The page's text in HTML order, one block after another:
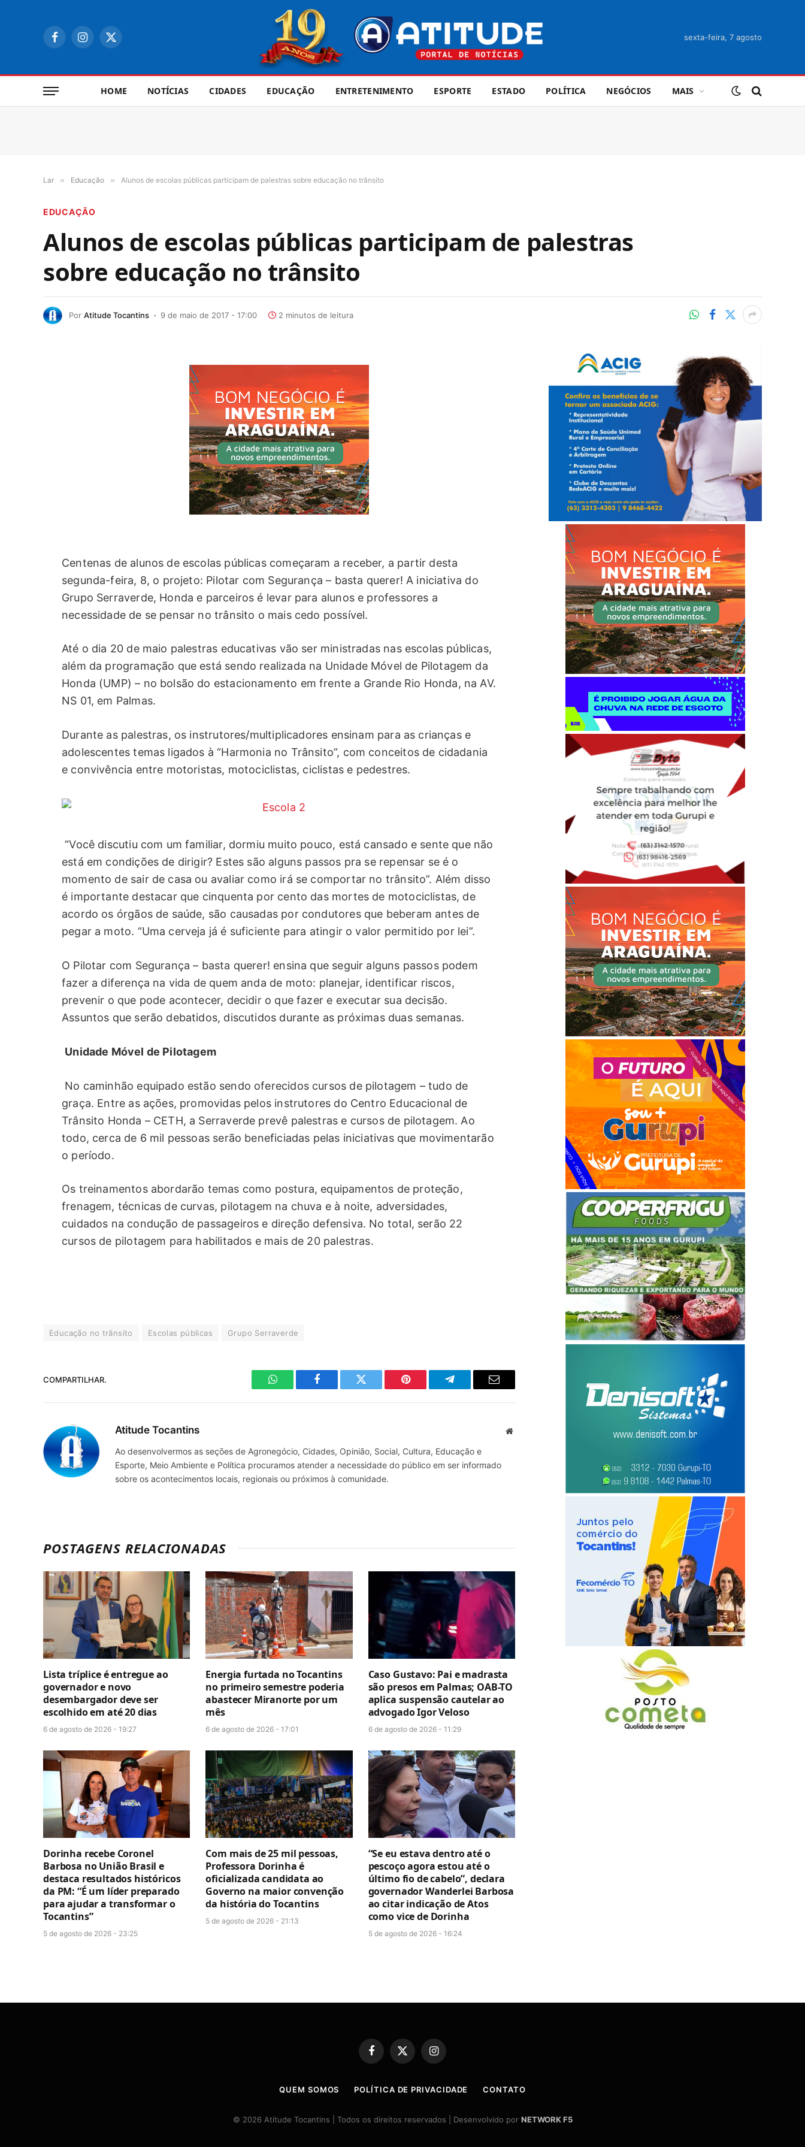
FacebookInstagram
X
sexta-feira, 7 agosto
HOME NOTÍCIAS CIDADES EDUCAÇÃO ENTRETENIMENTO ESPORTE ESTADO POLÍTICA NEGÓCIOS MAIS
Lar » Educação » Alunos de escolas públicas participam de palestras sobre educação no trânsito
EDUCAÇÃO
Alunos de escolas públicas participam de palestras
sobre educação no trânsito
Por Atitude Tocantins 9 de maio de 2017 - 17:00 2 minutos de leitura
Centenas de alunos de escolas públicas começaram a receber, a partir desta
segunda-feira, 8, o projeto: Pilotar com Segurança – basta querer! A iniciativa do
Grupo Serraverde, Honda e parceiros é levar para alunos e professores a
necessidade de se pensar no trânsito o mais cedo possível.
Até o dia 20 de maio palestras educativas vão ser ministradas nas escolas públicas,
além da programação que está sendo realizada na Unidade Móvel de Pilotagem da
Honda (UMP) – no bolsão do estacionamento em frente a Grande Rio Honda, na AV.
NS 01, em Palmas.
Durante as palestras, os instrutores/multiplicadores ensinam para as crianças e
adolescentes temas ligados à “Harmonia no Trânsito”, com conceitos de cidadania
e convivência entre motoristas, motociclistas, ciclistas e pedestres.
“Você discutiu com um familiar, dormiu muito pouco, está cansado e sente que não
está em condições de dirigir? Estes são alguns passos pra se repensar se é o
momento de sair de casa ou avaliar como irá se comportar no trânsito”. Além disso
é importante destacar que cinquenta por cento das mortes de motociclistas, de
acordo os órgãos de saúde, são causadas por condutores que beberam antes de
pegar a moto. “Uma cerveja já é suficiente para atingir o valor permitido por lei”.
O Pilotar com Segurança – basta querer! ensina que seguir alguns passos podem
fazer a diferença na vida de quem anda de moto: planejar, identificar riscos,
prevenir o que pode acontecer, decidir o que fazer e executar sua decisão.
Assuntos que serão debatidos, discutidos durante as próximas duas semanas.
Unidade Móvel de Pilotagem
No caminhão equipado estão sendo oferecidos cursos de pilotagem – tudo de
graça. Entre as ações, promovidas pelos instrutores do Centro Educacional de
Trânsito Honda – CETH, a Serraverde prevê palestras e cursos de pilotagem. Ao
todo, cerca de 6 mil pessoas serão beneficiadas pelas iniciativas que movimentarão
o período.
Os treinamentos abordarão temas como postura, equipamentos de proteção,
frenagem, técnicas de curvas, pilotagem na chuva e à noite, adversidades,
cuidados na condução de passageiros e direção defensiva. No total, serão 22
cursos de pilotagem para habilitados e mais de 20 palestras.
Educação no trânsito Escolas públicas Grupo Serraverde
COMPARTILHAR.
WhatsAppFacebook Twitter Pinterest TelegramaE-
Atitude Tocantins Site
Ao desenvolvermos as seções de Agronegócio, Cidades, Opinião, Social, Cultura, Educação e
Esporte, Meio Ambiente e Política procuramos atender a necessidade do público em ser informado
sobre os acontecimentos locais, regionais ou próximos à comunidade.
POSTAGENS RELACIONADAS
Lista tríplice é entregue ao
governador e novo
desembargador deve ser
escolhido em até 20 dias
6 de agosto de 2026 - 19:27
Energia furtada no Tocantins
no primeiro semestre poderia
abastecer Miranorte por um
mês
6 de agosto de 2026 - 17:01
Caso Gustavo: Pai e madrasta
são presos em Palmas; OAB-TO
aplica suspensão cautelar ao
advogado Igor Veloso
6 de agosto de 2026 - 11:29
Dorinha recebe Coronel
Barbosa no União Brasil e
destaca resultados históricos
da PM: “É um líder preparado
para ajudar a transformar o
Tocantins”
5 de agosto de 2026 - 23:25
Com mais de 25 mil pessoas,
Professora Dorinha é
oficializada candidata ao
Governo na maior convenção
da história do Tocantins
5 de agosto de 2026 - 21:13
“Se eu estava dentro até o
pescoço agora estou até o
último fio de cabelo”, declara
governador Wanderlei Barbosa
ao citar indicação de Atos
como vice de Dorinha
5 de agosto de 2026 - 16:24
Facebook
X
Instagram
QUEM SOMOS POLÍTICA DE PRIVACIDADE CONTATO
© 2026 Atitude Tocantins | Todos os direitos reservados | Desenvolvido por NETWORK F5